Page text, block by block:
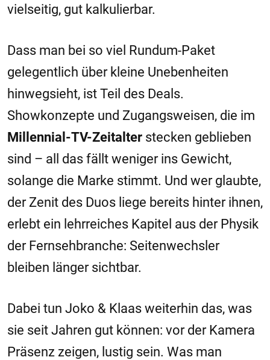
vielseitig, gut kalkulierbar.
Dass man bei so viel Rundum-Paket
gelegentlich über kleine Unebenheiten
hinwegsieht, ist Teil des Deals.
Showkonzepte und Zugangsweisen, die im
Millennial-TV-Zeitalter stecken geblieben
sind – all das fällt weniger ins Gewicht,
solange die Marke stimmt. Und wer glaubte,
der Zenit des Duos liege bereits hinter ihnen,
erlebt ein lehrreiches Kapitel aus der Physik
der Fernsehbranche: Seitenwechsler
bleiben länger sichtbar.
Dabei tun Joko & Klaas weiterhin das, was
sie seit Jahren gut können: vor der Kamera
Präsenz zeigen, lustig sein. Was man